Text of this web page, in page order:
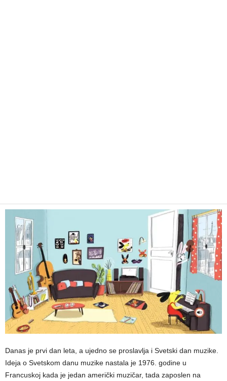
Danas je prvi dan leta, a ujedno se proslavlja i Svetski dan muzike.
Ideja o Svetskom danu muzike nastala je 1976. godine u
Francuskoj kada je jedan američki muzičar, tada zaposlen na